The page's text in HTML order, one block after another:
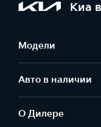
Киа
Модели
Авто в наличии
О Дилере